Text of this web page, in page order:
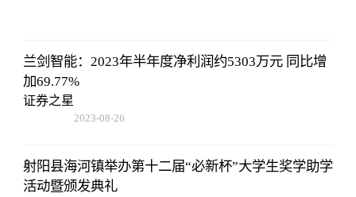
兰剑智能：2023年半年度净利润约5303万元 同比增
加69.77%
证券之星
2023-08-26
射阳县海河镇举办第十二届“必新杯”大学生奖学助学
活动暨颁发典礼